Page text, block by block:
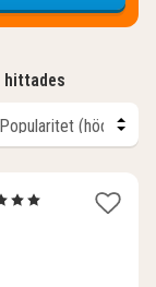
hittades
Stjärnor